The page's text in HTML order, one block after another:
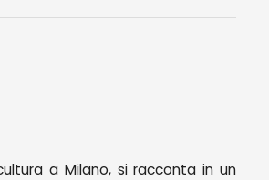
a Milano, si racconta in un